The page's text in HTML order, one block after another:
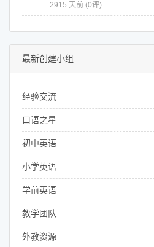
2915 天前 (0评)
最新创建小组
经验交流
口语之星
初中英语
小学英语
学前英语
教学团队
外教资源